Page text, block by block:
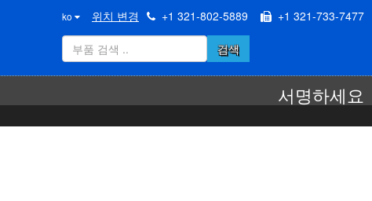
ko 위치 변경 +1 321-802-5889 +1 321-733-7477
검색
서명하세요